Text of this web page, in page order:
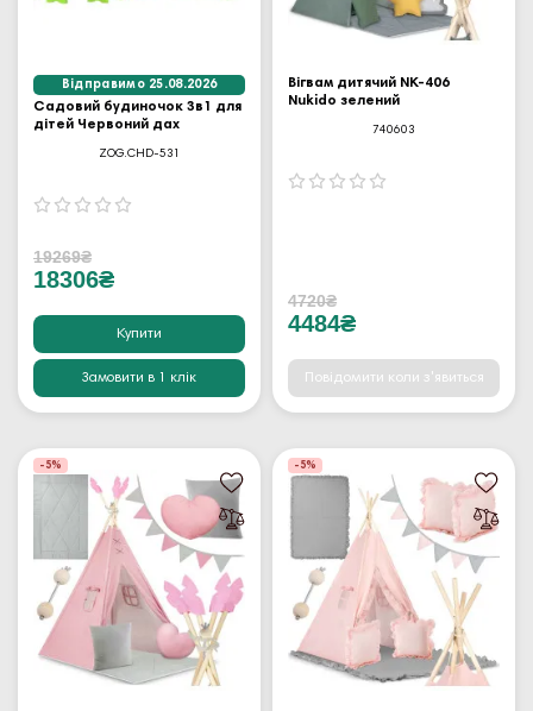
Відправимо 25.08.2026
Садовий будиночок 3в1 для
дітей Червоний дах
ZOG.CHD-531
19269₴
18306₴
Купити
Замовити в 1 клік
Вігвам дитячий NK-406
Nukido зелений
740603
4720₴
4484₴
Повідомити коли з'явиться
-5% -5%